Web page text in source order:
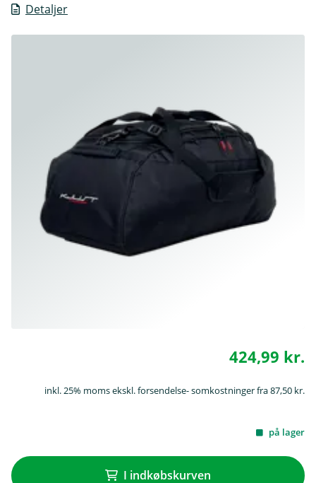
Detaljer
424,99 kr.
inkl. 25% moms ekskl. forsendelse- somkostninger fra 87,50 kr.
på lager
I indkøbskurven